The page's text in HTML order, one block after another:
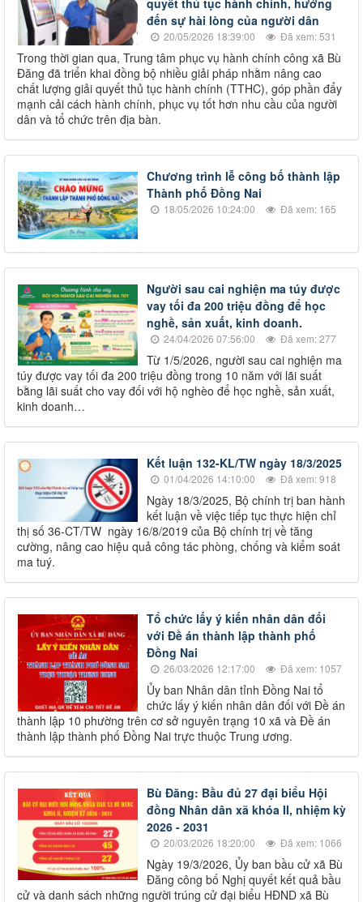
quyết thủ tục hành chính, hướng
đến sự hài lòng của người dân
20/05/2026 18:39:00 Đã xem: 531
Trong thời gian qua, Trung tâm phục vụ hành chính công xã Bù
Đăng đã triển khai đồng bộ nhiều giải pháp nhằm nâng cao
chất lượng giải quyết thủ tục hành chính (TTHC), góp phần đẩy
mạnh cải cách hành chính, phục vụ tốt hơn nhu cầu của người
dân và tổ chức trên địa bàn.
Chương trình lễ công bố thành lập
Thành phố Đồng Nai
18/05/2026 10:24:00 Đã xem: 165
Người sau cai nghiện ma túy được
vay tối đa 200 triệu đồng để học
nghề, sản xuất, kinh doanh.
24/04/2026 07:56:00 Đã xem: 277
Từ 1/5/2026, người sau cai nghiện ma
túy được vay tối đa 200 triệu đồng trong 10 năm với lãi suất
bằng lãi suất cho vay đối với hộ nghèo để học nghề, sản xuất,
kinh doanh…
Kết luận 132-KL/TW ngày 18/3/2025
01/04/2026 14:10:00 Đã xem: 918
Ngày 18/3/2025, Bộ chính trị ban hành
kết luận về việc tiếp tục thực hiện chỉ
thị số 36-CT/TW ngày 16/8/2019 của Bộ chính trị về tăng
cường, nâng cao hiệu quả công tác phòng, chống và kiểm soát
ma tuý.
Tổ chức lấy ý kiến nhân dân đối
với Đề án thành lập thành phố
Đồng Nai
26/03/2026 12:17:00 Đã xem: 1057
Ủy ban Nhân dân tỉnh Đồng Nai tổ
chức lấy ý kiến nhân dân đối với Đề án
thành lập 10 phường trên cơ sở nguyên trạng 10 xã và Đề án
thành lập thành phố Đồng Nai trực thuộc Trung ương.
Bù Đăng: Bầu đủ 27 đại biểu Hội
đồng Nhân dân xã khóa II, nhiệm kỳ
2026 - 2031
20/03/2026 18:20:00 Đã xem: 1066
Ngày 19/3/2026, Ủy ban bầu cử xã Bù
Đăng công bố Nghị quyết kết quả bầu
cử và danh sách những người trúng cử đại biểu HĐND xã Bù